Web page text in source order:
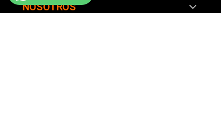
NOSOTROS